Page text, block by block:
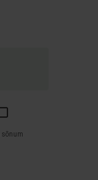
sõnum